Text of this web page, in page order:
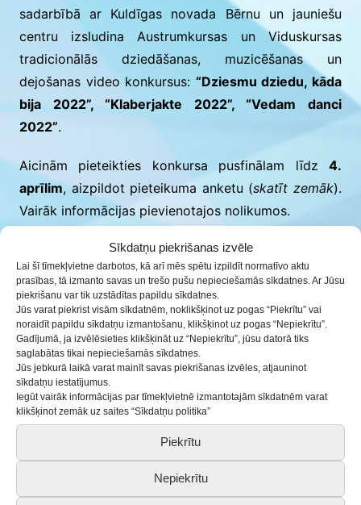
Sīkdatņu piekrišanas izvēle
Lai šī tīmekļvietne darbotos, kā arī mēs spētu izpildīt normatīvo aktu
prasības, tā izmanto savas un trešo pušu nepieciešamās sīkdatnes. Ar Jūsu
piekrišanu var tik uzstādītas papildu sīkdatnes.
Jūs varat piekrist visām sīkdatnēm, noklikšķinot uz pogas “Piekrītu” vai
noraidīt papildu sīkdatņu izmantošanu, klikšķinot uz pogas “Nepiekrītu”.
Gadījumā, ja izvēlēsieties klikšķināt uz “Nepiekrītu”, jūsu datorā tiks
saglabātas tikai nepieciešamās sīkdatnes.
Jūs jebkurā laikā varat mainīt savas piekrišanas izvēles, atjauninot
sīkdatņu iestatījumus.
Iegūt vairāk informācijas par tīmekļvietnē izmantotajām sīkdatnēm varat
klikšķinot zemāk uz saites “Sīkdatņu politika”
Piekrītu
Nepiekrītu
sadarbībā ar Kuldīgas novada Bērnu un jauniešu
centru izsludina Austrumkursas un Viduskursas
tradicionālās dziedāšanas, muzicēšanas un
dejošanas video konkursus: “Dziesmu dziedu, kāda
bija 2022”, “Klaberjakte 2022”, “Vedam danci
2022”.
Aicinām pieteikties konkursa pusfinālam līdz4.
aprīlim, aizpildot pieteikuma anketu (skatīt zemāk).
Vairāk informācijas pievienotajos nolikumos.
“Dziesmu dziedu, kāda bija 2022”
nolikums
pieteikuma anketa
“Klaberjakte 2022”
nolikums